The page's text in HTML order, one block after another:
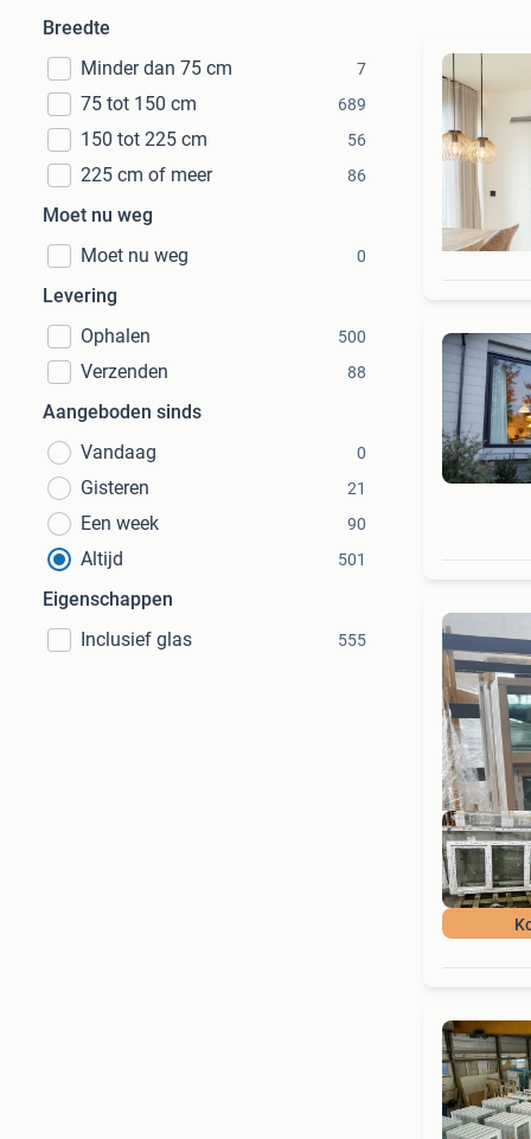
Breedte
Minder dan 75 cm
7
75 tot 150 cm 689
150 tot 225 cm 56
225 cm of meer 86
Moet nu weg
Moet nu weg
0
Levering
Ophalen
500
Verzenden 88
Aangeboden sinds
Vandaag
0
Gisteren 21
Een week 90
Altijd 501
Eigenschappen
Inclusief glas
555